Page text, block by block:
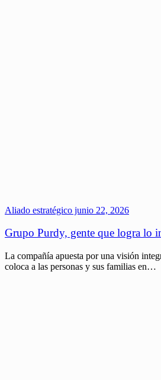
Aliado estratégico junio 22, 2026
Grupo Purdy, gente que logra lo
La compañía apuesta por una visión
coloca a las personas y sus familias en…